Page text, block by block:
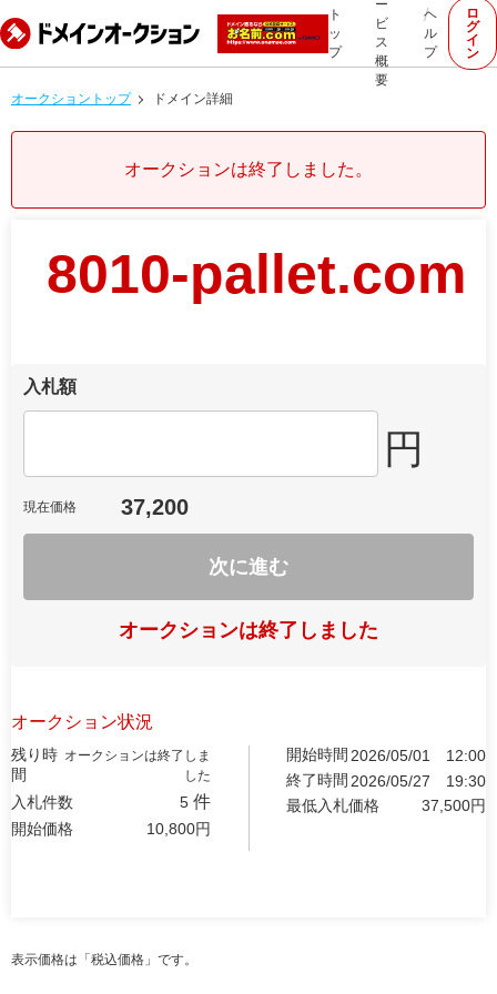
ト
ッ
プ
ー
ビ
ス
概
要
ヘ
ル
プ
ロ
グ
イ
ン
オークショントップ ドメイン詳細
オークションは終了しました。
8010-pallet.com
入札額
円
現在価格 37,200
次に進む
オークションは終了しました
オークション状況
残り時
間
オークションは終了しま
した
入札件数 5 件
開始価格 10,800円
開始時間 2026/05/01
12:00
終了時間 2026/05/27
19:30
最低入札価格
37,500円
表示価格は「税込価格」です。